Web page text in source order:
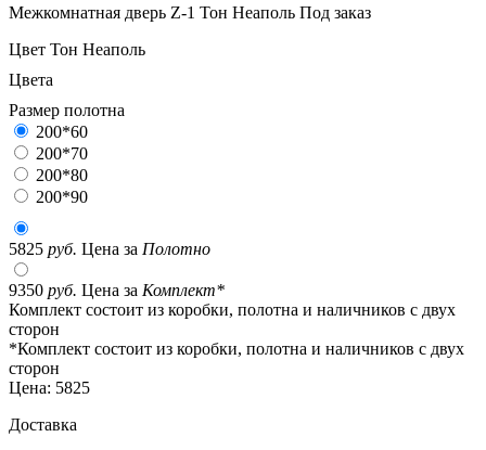
Межкомнатная дверь Z-1 Тон Неаполь Под заказ
Цвет Тон Неаполь
Цвета
Размер полотна
200*60
200*70
200*80
200*90
5825 руб. Цена за Полотно
9350 руб. Цена за Комплект*
Комплект состоит из коробки, полотна и наличников с двух
сторон
*Комплект состоит из коробки, полотна и наличников с двух
сторон
Цена: 5825
Доставка